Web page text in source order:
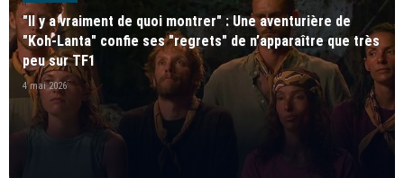
"Il y a vraiment de quoi montrer" : Une aventurière de
"Koh-Lanta" confie ses "regrets" de n’apparaître que très
peu sur TF1
4 mai 2026